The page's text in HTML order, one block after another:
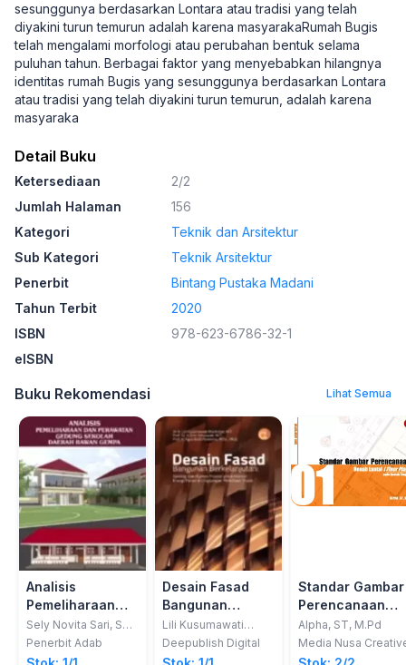
sesunggunya berdasarkan Lontara atau tradisi yang telah
diyakini turun temurun adalah karena masyarakaRumah Bugis
telah mengalami morfologi atau perubahan bentuk selama
puluhan tahun. Berbagai faktor yang menyebabkan hilangnya
identitas rumah Bugis yang sesunggunya berdasarkan Lontara
atau tradisi yang telah diyakini turun temurun, adalah karena
masyaraka
Detail Buku
Ketersediaan
2/2
Jumlah Halaman
156
Kategori
Teknik dan Arsitektur
Sub Kategori
Teknik Arsitektur
Penerbit
Bintang Pustaka Madani
Tahun Terbit
2020
ISBN
978-623-6786-32-1
eISBN
Buku Rekomendasi Lihat Semua
Analisis
Pemeliharaan
Dan Perawatan
Gedung Sekolah
Daerah Rawan
Sely Novita Sari, ST.,
MT.
Penerbit Adab
Desain Fasad
Bangunan
Berkelanjutan:
Strategi dan
Rumus Praktis
Lili Kusumawati
Machdijar; Erni
Setyowati; Agus Budi
Deepublish Digital
Standar Gambar
Perencanaan
Denah Lantai
(Floor Plan)
Rumah Tinggal
Alpha, ST, M.Pd
Media Nusa